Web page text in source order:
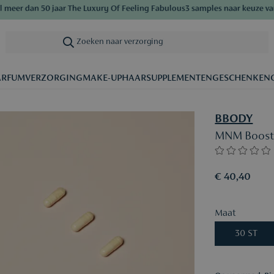
dan 50 jaar The Luxury Of Feeling Fabulous3 samples naar keuze vanaf
Zoeken naar verzorging|
VERZORGINGMAKE-UPHAARSUPPLEMENTENGESCHENKEN
BBODY
MNM
€ 40,40
Maat
30 ST